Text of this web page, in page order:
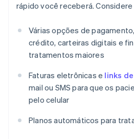
rápido você receberá.
Várias opções de
crédito, carteiras digitais e
tratamentos maiores
Faturas eletrônicas e links
mail ou SMS para que os
pelo celular
Planos automáticos para